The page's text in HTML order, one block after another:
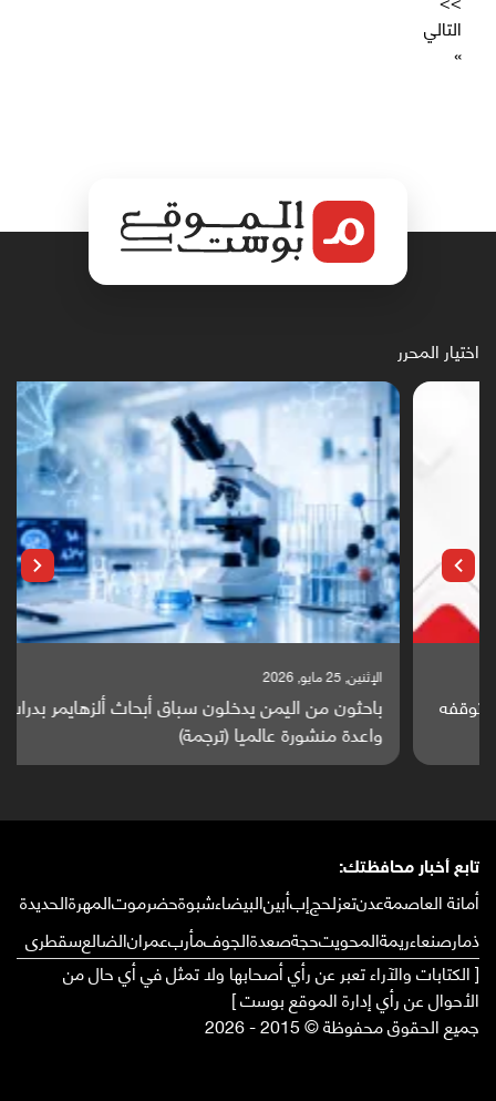
التالي
»
اختيار المحرر
باحثون من اليمن يدخلون سباق أبحاث ألزهايمر بدراسة
واعدة منشورة عالميا (ترجمة)
تابع أخبار محافظتك:
أمانة العاصمةعدنتعزلحجإبأبينالبيضاءشبوةحضرموتالمهرةالحديدة
ذمارصنعاءريمةالمحويتحجةصعدةالجوفمأربعمرانالضالعسقطرى
[ الكتابات والآراء تعبر عن رأي أصحابها ولا تمثل في أي حال من
الأحوال عن رأي إدارة الموقع بوست ]
جميع الحقوق محفوظة © 2015 - 2026